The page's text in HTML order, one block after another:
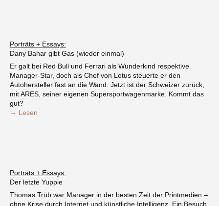
Porträts + Essays:
Dany Bahar gibt Gas (wieder einmal)
Er galt bei Red Bull und Ferrari als Wunderkind respektive
Manager-Star, doch als Chef von Lotus steuerte er den
Autohersteller fast an die Wand. Jetzt ist der Schweizer zurück,
mit ARES, seiner eigenen Supersportwagenmarke. Kommt das
gut?
→ Lesen
Porträts + Essays:
Der letzte Yuppie
Thomas Trüb war Manager in der besten Zeit der Printmedien –
ohne Krise durch Internet und künstliche Intelligenz. Ein Besuch